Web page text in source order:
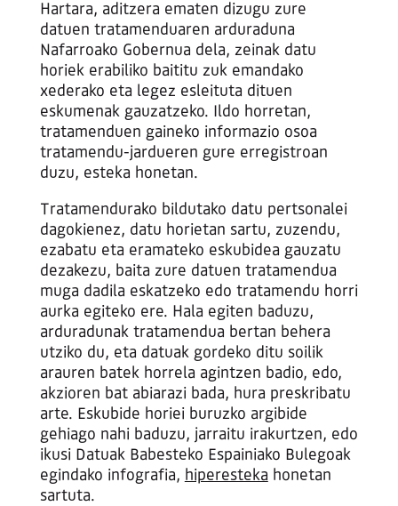
Hartara, aditzera ematen dizugu zure
datuen tratamenduaren arduraduna
Nafarroako Gobernua dela, zeinak datu
horiek erabiliko baititu zuk emandako
xederako eta legez esleituta dituen
eskumenak gauzatzeko. Ildo horretan,
tratamenduen gaineko informazio osoa
tratamendu-jardueren gure erregistroan
duzu, esteka honetan.
Tratamendurako bildutako datu pertsonalei
dagokienez, datu horietan sartu, zuzendu,
ezabatu eta eramateko eskubidea gauzatu
dezakezu, baita zure datuen tratamendua
muga dadila eskatzeko edo tratamendu horri
aurka egiteko ere. Hala egiten baduzu,
arduradunak tratamendua bertan behera
utziko du, eta datuak gordeko ditu soilik
arauren batek horrela agintzen badio, edo,
akzioren bat abiarazi bada, hura preskribatu
arte. Eskubide horiei buruzko argibide
gehiago nahi baduzu, jarraitu irakurtzen, edo
ikusi Datuak Babesteko Espainiako Bulegoak
egindako infografia, hiperesteka honetan
sartuta.